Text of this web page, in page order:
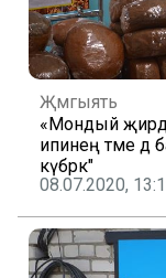
Җәмгыять
«Мондый җирдә
ипинең тәме дә
күбрәк"
08.07.2020,